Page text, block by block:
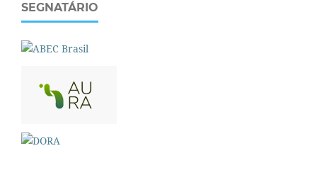
SEGNATÁRIO